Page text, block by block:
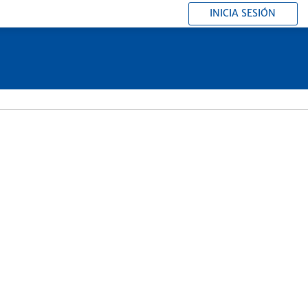
INICIA SESIÓN